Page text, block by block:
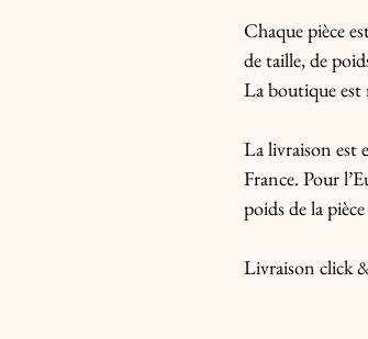
Chaque pièce
de taille, de
La boutique est
La livraison est
France. Pour
poids de la
Livraison click